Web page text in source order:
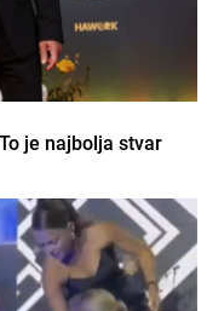
je najbolja stvar